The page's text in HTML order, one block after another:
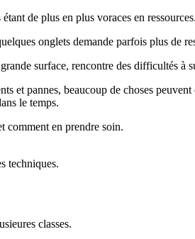
de plus en plus voraces en ressources.
onglets demande parfois plus de
surface, rencontre des difficultés à
et pannes, beaucoup de choses
le temps.
comment en prendre soin.
techniques.
classes.